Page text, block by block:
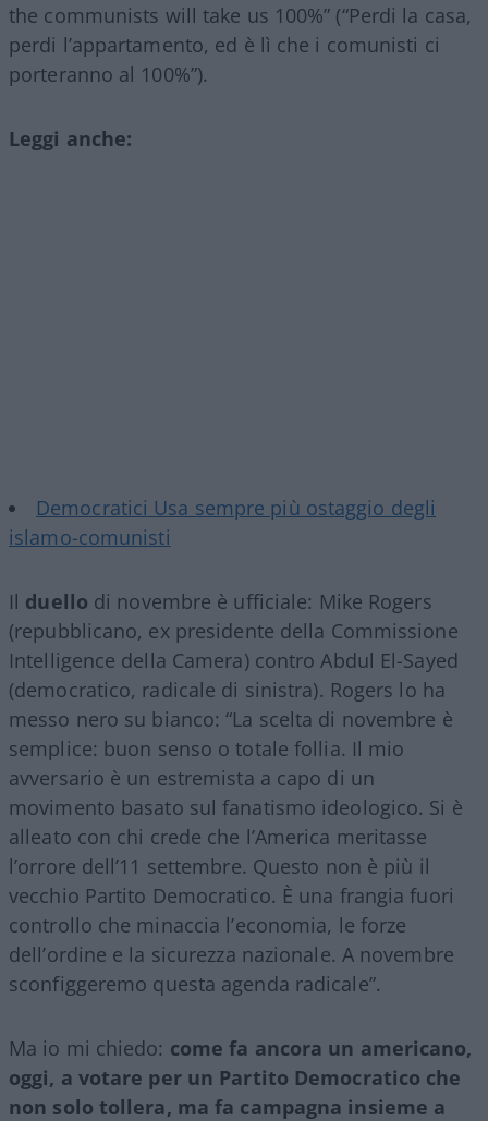
the communists will take us 100%” (“Perdi la casa,
perdi l’appartamento, ed è lì che i comunisti ci
porteranno al 100%”).
Leggi anche:
Democratici Usa sempre più ostaggio degli
islamo-comunisti
Il duello di novembre è ufficiale: Mike Rogers
(repubblicano, ex presidente della Commissione
Intelligence della Camera) contro Abdul El-Sayed
(democratico, radicale di sinistra). Rogers lo ha
messo nero su bianco: “La scelta di novembre è
semplice: buon senso o totale follia. Il mio
avversario è un estremista a capo di un
movimento basato sul fanatismo ideologico. Si è
alleato con chi crede che l’America meritasse
l’orrore dell’11 settembre. Questo non è più il
vecchio Partito Democratico. È una frangia fuori
controllo che minaccia l’economia, le forze
dell’ordine e la sicurezza nazionale. A novembre
sconfiggeremo questa agenda radicale”.
Ma io mi chiedo: come fa ancora un americano,
oggi, a votare per un Partito Democratico che
non solo tollera, ma fa campagna insieme a